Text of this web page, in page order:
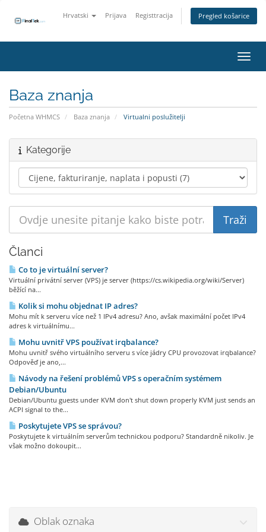
Hrvatski Prijava Registtracija Pregled košarice
Baza znanja
Početna WHMCS Baza znanja Virtualni poslužitelji
Kategorije
Članci
Co to je virtuální server?
Virtuální privátní server (VPS) je server (https://cs.wikipedia.org/wiki/Server)
běžící na...
Kolik si mohu objednat IP adres?
Mohu mít k serveru více než 1 IPv4 adresu? Ano, avšak maximální počet IPv4
adres k virtuálnímu...
Mohu uvnitř VPS používat irqbalance?
Mohu uvnitř svého virtuálního serveru s více jádry CPU provozovat irqbalance?
Odpověď je ano,...
Návody na řešení problémů VPS s operačním systémem
Debian/Ubuntu
Debian/Ubuntu guests under KVM don't shut down properly KVM just sends an
ACPI signal to the...
Poskytujete VPS se správou?
Poskytujete k virtuálním serverům technickou podporu? Standardně nikoliv. Je
však možno dokoupit...
Oblak oznaka